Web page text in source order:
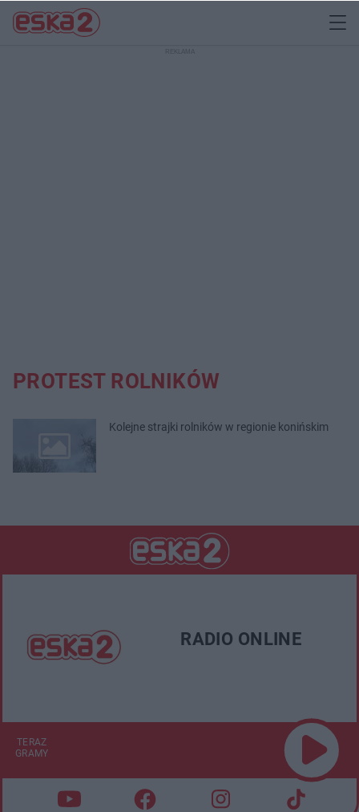
PROTEST ROLNIKÓW
Kolejne strajki rolników w regionie konińskim
RADIO ONLINE
TERAZ
GRAMY